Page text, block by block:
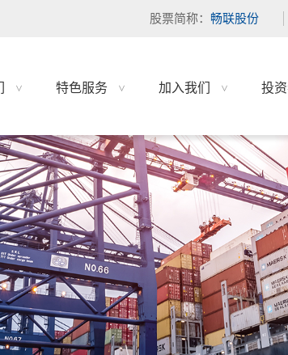
股票简称： 畅联股份
特色服务 加入我们 投